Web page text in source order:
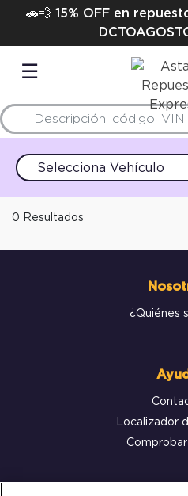
🚗💨 15% OFF en
☰
Selecciona Vehículo
0 Resultados
¿Quiénes
Localizador